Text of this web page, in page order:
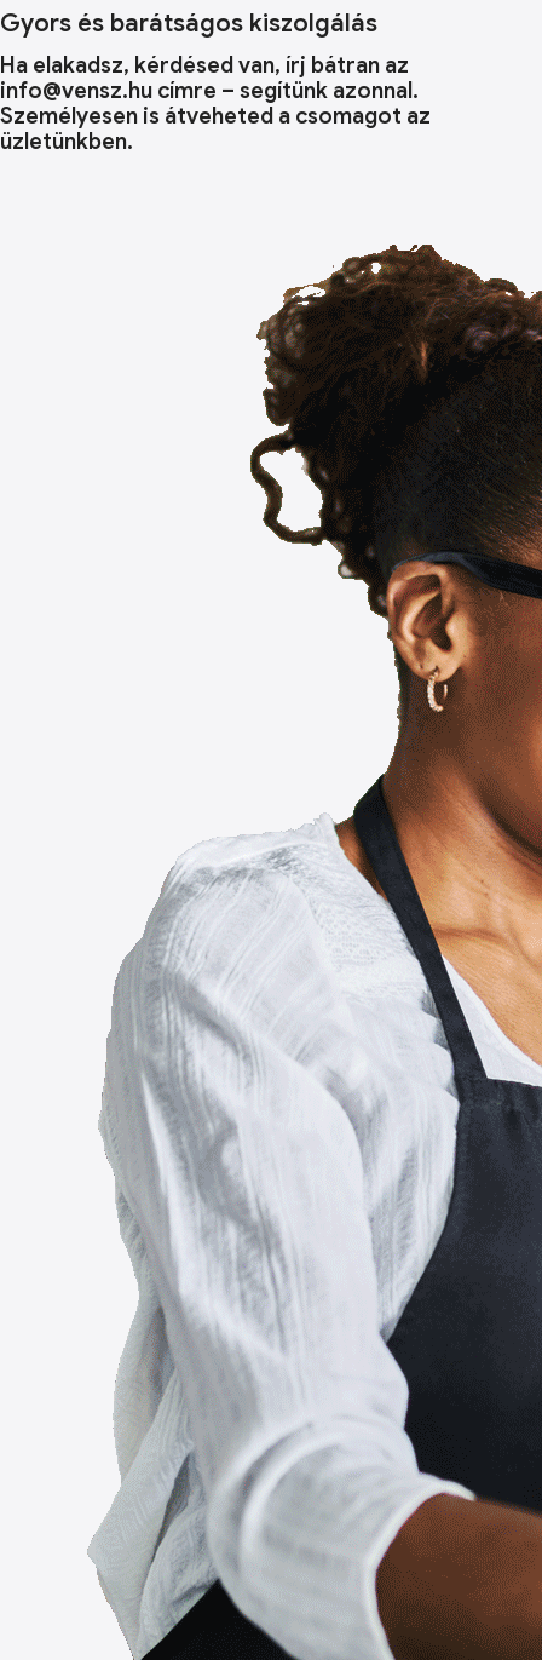
Gyors és barátságos kiszolgálás
Ha elakadsz, kérdésed van, írj bátran az
info@vensz.hu címre – segítünk azonnal.
Személyesen is átveheted a csomagot az
üzletünkben.